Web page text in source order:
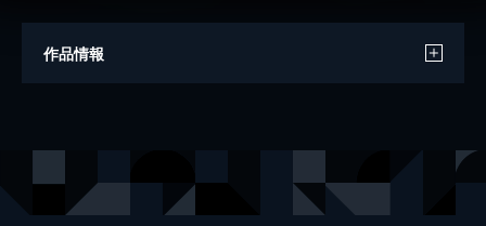
作品情報
原作